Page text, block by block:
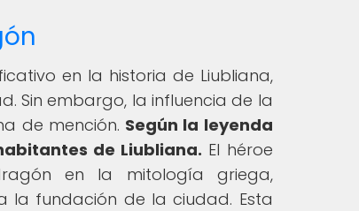
en la historia de Liubliana,
Sin embargo, la influencia de la
de mención. Según la leyenda
de Liubliana. El héroe
en la mitología griega,
la fundación de la ciudad. Esta